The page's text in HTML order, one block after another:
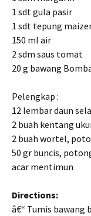
1 sdt gula pasir
1 sdt tepung
150 ml air
2 sdm saus tomat
20 g bawang
Pelengkap :
12 lembar daun
2 buah kentang
2 buah wortel,
50 gr buncis,
acar mentimun
Directions:
â€“ Tumis bawang